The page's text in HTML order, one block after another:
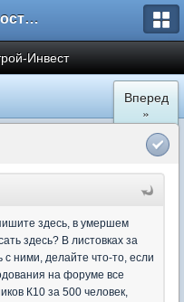
Форум Новостройки
Инвест
Вперед
»
здесь, в умершем
здесь? В листовках за
ними, делайте что-то, если
на форуме все
К10 за 500 человек,